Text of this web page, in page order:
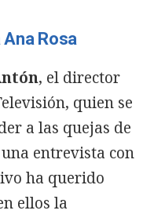
Rosa
, el director
quien se
a las quejas de
entrevista con
ha querido
ellos la